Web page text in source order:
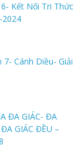
Kết Nối Tri Thức
Cánh Diều- Giải
ĐA GIÁC- ĐA
GIÁC ĐỀU –